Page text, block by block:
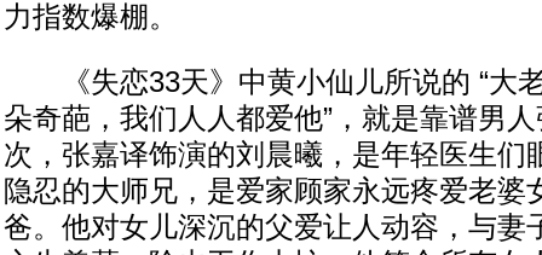
力指数爆棚。
《失恋33天》中黄小仙儿所说的 “大
朵奇葩，我们人人都爱他”，就是靠谱男
次，张嘉译饰演的刘晨曦，是年轻医生们
隐忍的大师兄，是爱家顾家永远疼爱老婆
爸。他对女儿深沉的父爱让人动容，与妻